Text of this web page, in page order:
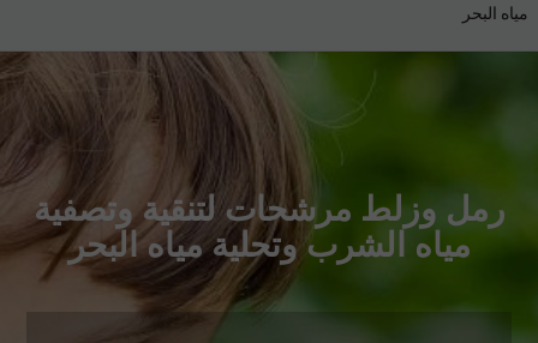
مياه البحر
رمل وزلط مرشحات لتنقية وتصفية
مياه الشرب وتحلية مياه البحر